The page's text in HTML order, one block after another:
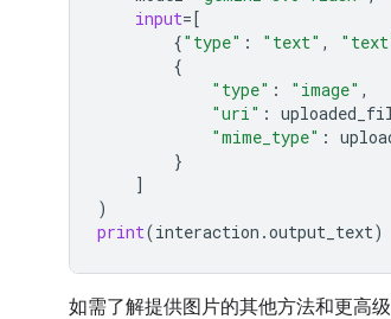
input=[
{"type" : "text" ,
{
"type" : "image" ,
"uri" :
"mime_type" :
}
]
)
print(interaction .output_text)
如需了解提供图片的其他方法和更高